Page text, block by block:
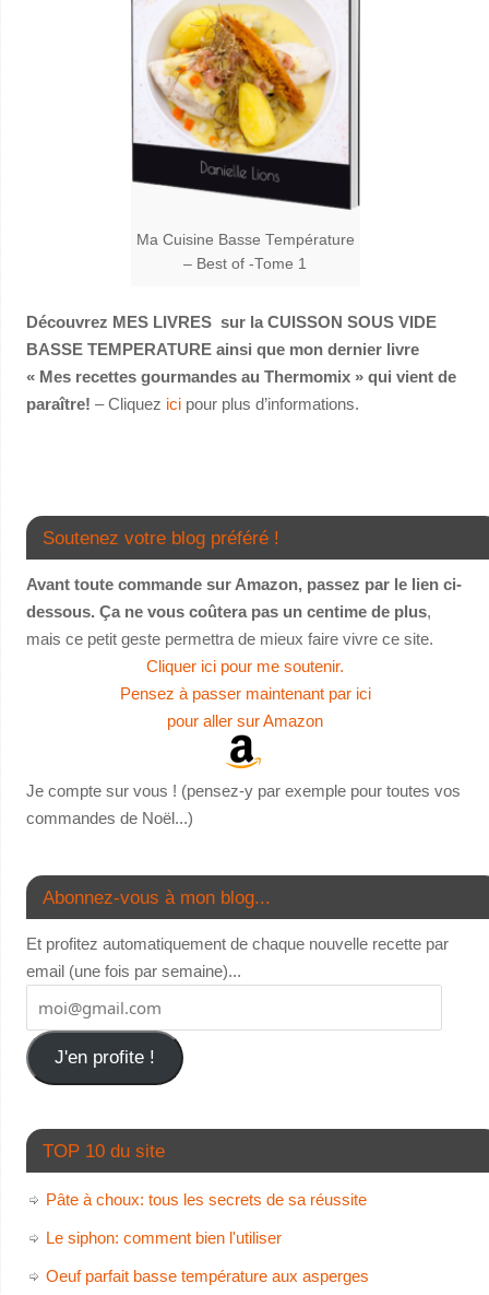
Ma Cuisine Basse Température
– Best of -Tome 1
Découvrez MES LIVRES sur la CUISSON SOUS VIDE
BASSE TEMPERATURE ainsi que mon dernier livre
« Mes recettes gourmandes au Thermomix » qui vient de
paraître! – Cliquez icipour plus d’informations.
Soutenez votre blog préféré !
Avant toute commande sur Amazon, passez par le lien ci-
dessous. Ça ne vous coûtera pas un centime de plus,
mais ce petit geste permettra de mieux faire vivre ce site.
Cliquer ici pour me soutenir.
Pensez à passer maintenant par ici
pour aller sur Amazon
Je compte sur vous ! (pensez-y par exemple pour toutes vos
commandes de Noël...)
Abonnez-vous à mon blog...
Et profitez automatiquement de chaque nouvelle recette par
email (une fois par semaine)...
J'en profite !
TOP 10 du site
Pâte à choux: tous les secrets de sa réussite
Le siphon: comment bien l'utiliser
Oeuf parfait basse température aux asperges